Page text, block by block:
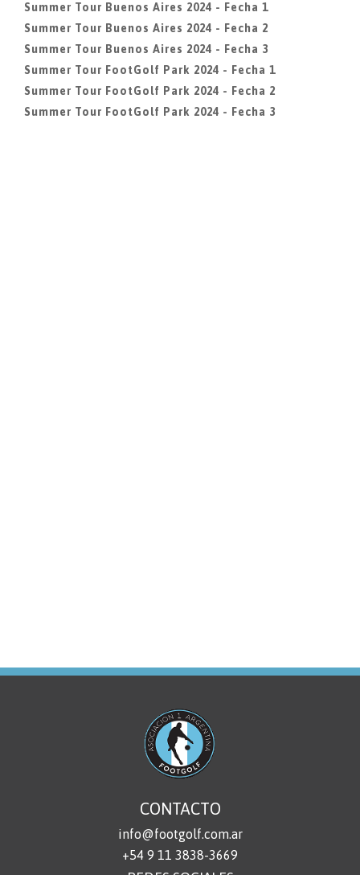
Summer Tour Buenos Aires 2024 - Fecha 1
Summer Tour Buenos Aires 2024 - Fecha 2
Summer Tour Buenos Aires 2024 - Fecha 3
Summer Tour FootGolf Park 2024 - Fecha 1
Summer Tour FootGolf Park 2024 - Fecha 2
Summer Tour FootGolf Park 2024 - Fecha 3
CONTACTO
info@footgolf.com.ar
+54 9 11 3838-3669